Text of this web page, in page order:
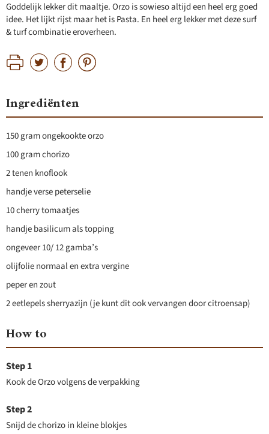
Goddelijk lekker dit maaltje. Orzo is sowieso altijd een heel erg goed
idee. Het lijkt rijst maar het is Pasta. En heel erg lekker met deze surf
& turf combinatie eroverheen.
Ingrediënten
150 gram ongekookte orzo
100 gram chorizo
2 tenen knoflook
handje verse peterselie
10 cherry tomaatjes
handje basilicum als topping
ongeveer 10/ 12 gamba’s
olijfolie normaal en extra vergine
peper en zout
2 eetlepels sherryazijn (je kunt dit ook vervangen door citroensap)
How to
Kook de Orzo volgens de verpakking
Snijd de chorizo in kleine blokjes